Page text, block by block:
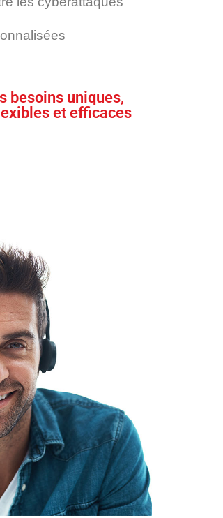
besoins uniques,
et efficaces